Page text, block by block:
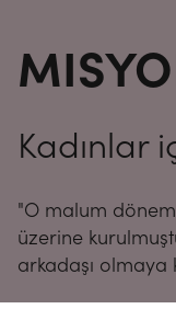
Kadınlar
"O malum
üzerine
arkadaşı olmaya